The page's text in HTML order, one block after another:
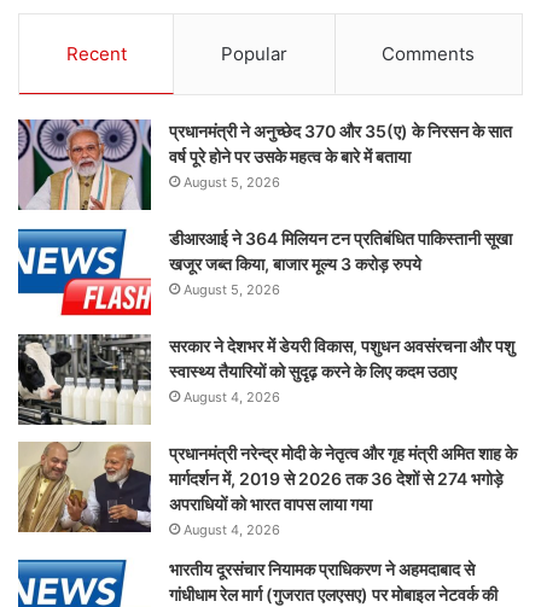
Recent Popular Comments
प्रधानमंत्री ने अनुच्छेद 370 और 35(ए) के निरसन के सात
वर्ष पूरे होने पर उसके महत्व के बारे में बताया
August 5, 2026
डीआरआई ने 364 मिलियन टन प्रतिबंधित पाकिस्तानी सूखा
खजूर जब्त किया, बाजार मूल्य 3 करोड़ रुपये
August 5, 2026
सरकार ने देशभर में डेयरी विकास, पशुधन अवसंरचना और पशु
स्वास्थ्य तैयारियों को सुदृढ़ करने के लिए कदम उठाए
August 4, 2026
प्रधानमंत्री नरेन्द्र मोदी के नेतृत्व और गृह मंत्री अमित शाह के
मार्गदर्शन में, 2019 से 2026 तक 36 देशों से 274 भगोड़े
अपराधियों को भारत वापस लाया गया
August 4, 2026
भारतीय दूरसंचार नियामक प्राधिकरण ने अहमदाबाद से
गांधीधाम रेल मार्ग (गुजरात एलएसए) पर मोबाइल नेटवर्क की